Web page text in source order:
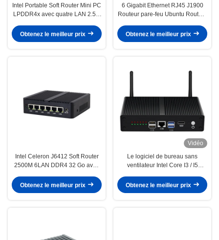
Intel Portable Soft Router Mini PC
LPDDR4x avec quatre LAN 2.5G
Obtenez le meilleur prix
6 Gigabit Ethernet RJ45 J1900
Routeur pare-feu Ubuntu Routeur
Obtenez le meilleur prix
Intel Celeron J6412 Soft Router
2500M 6LAN DDR4 32 Go avec
Obtenez le meilleur prix
Vidéo
Le logiciel de bureau sans
ventilateur Intel Core I3 / I5
de RAM
Obtenez le meilleur prix